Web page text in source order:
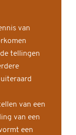
van
tellingen
van een
van een
een